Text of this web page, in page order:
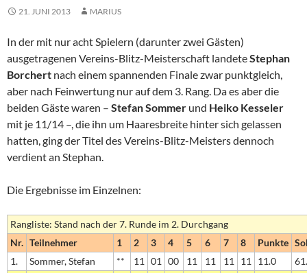
21. JUNI 2013 MARIUS
In der mit nur acht Spielern (darunter zwei Gästen)
ausgetragenen Vereins-Blitz-Meisterschaft landeteStephan
Borchert nach einem spannenden Finale zwar punktgleich,
aber nach Feinwertung nur auf dem 3. Rang. Da es aber die
beiden Gäste waren – Stefan Sommer und Heiko Kesseler
mit je 11/14 –, die ihn um Haaresbreite hinter sich gelassen
hatten, ging der Titel des Vereins-Blitz-Meisters dennoch
verdient an Stephan.
Die Ergebnisse im Einzelnen:
Rangliste: Stand nach der 7. Runde im 2. Durchgang
Nr. Teilnehmer 1 2 3 4 5 6 7 8 Punkte
1.
Sommer, Stefan ** 11 01 00 11 11 11 11 11.0